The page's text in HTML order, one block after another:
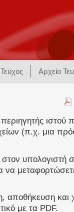
Αρχείο
ιστού
(π.χ. μια
υπολογιστή
αποθήκευση
με τα PDF.